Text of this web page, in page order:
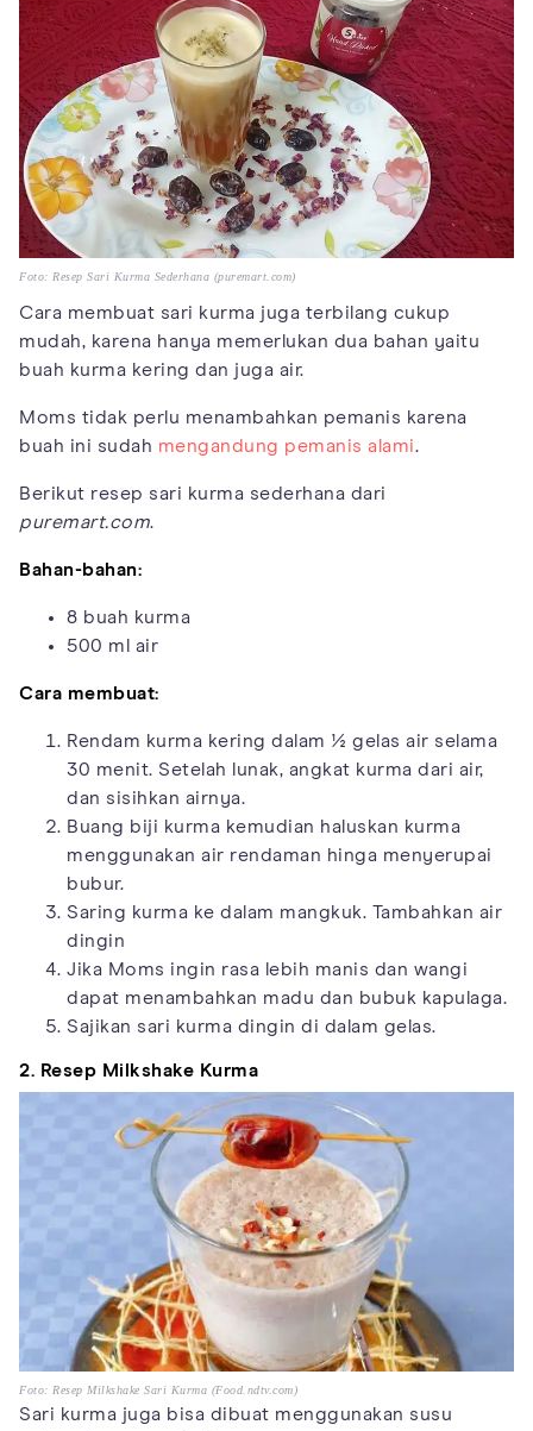
Foto: Resep Sari Kurma Sederhana (puremart.com)
Cara membuat sari kurma juga terbilang cukup
mudah, karena hanya memerlukan dua bahan yaitu
buah kurma kering dan juga air.
Moms tidak perlu menambahkan pemanis karena
buah ini sudah mengandung pemanis alami.
Berikut resep sari kurma sederhana dari
puremart.com.
Bahan-bahan:
8 buah kurma
500 ml air
Cara membuat:
Rendam kurma kering dalam ½ gelas air selama
30 menit. Setelah lunak, angkat kurma dari air,
dan sisihkan airnya.
Buang biji kurma kemudian haluskan kurma
menggunakan air rendaman hinga menyerupai
bubur.
Saring kurma ke dalam mangkuk. Tambahkan air
dingin
Jika Moms ingin rasa lebih manis dan wangi
dapat menambahkan madu dan bubuk kapulaga.
Sajikan sari kurma dingin di dalam gelas.
2. Resep Milkshake Kurma
Foto: Resep Milkshake Sari Kurma (Food.ndtv.com)
Sari kurma juga bisa dibuat menggunakan susu